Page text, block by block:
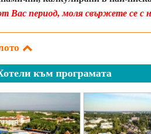
Вас период, моля свържете се с
към програмата